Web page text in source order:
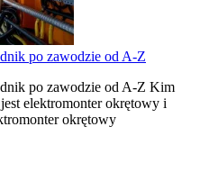
po zawodzie od A-Z
po zawodzie od A-Z Kim
elektromonter okrętowy i
okrętowy